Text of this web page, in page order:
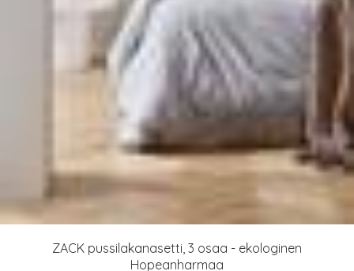
ZACK pussilakanasetti, 3 osaa - ekologinen
Hopeanharmaa